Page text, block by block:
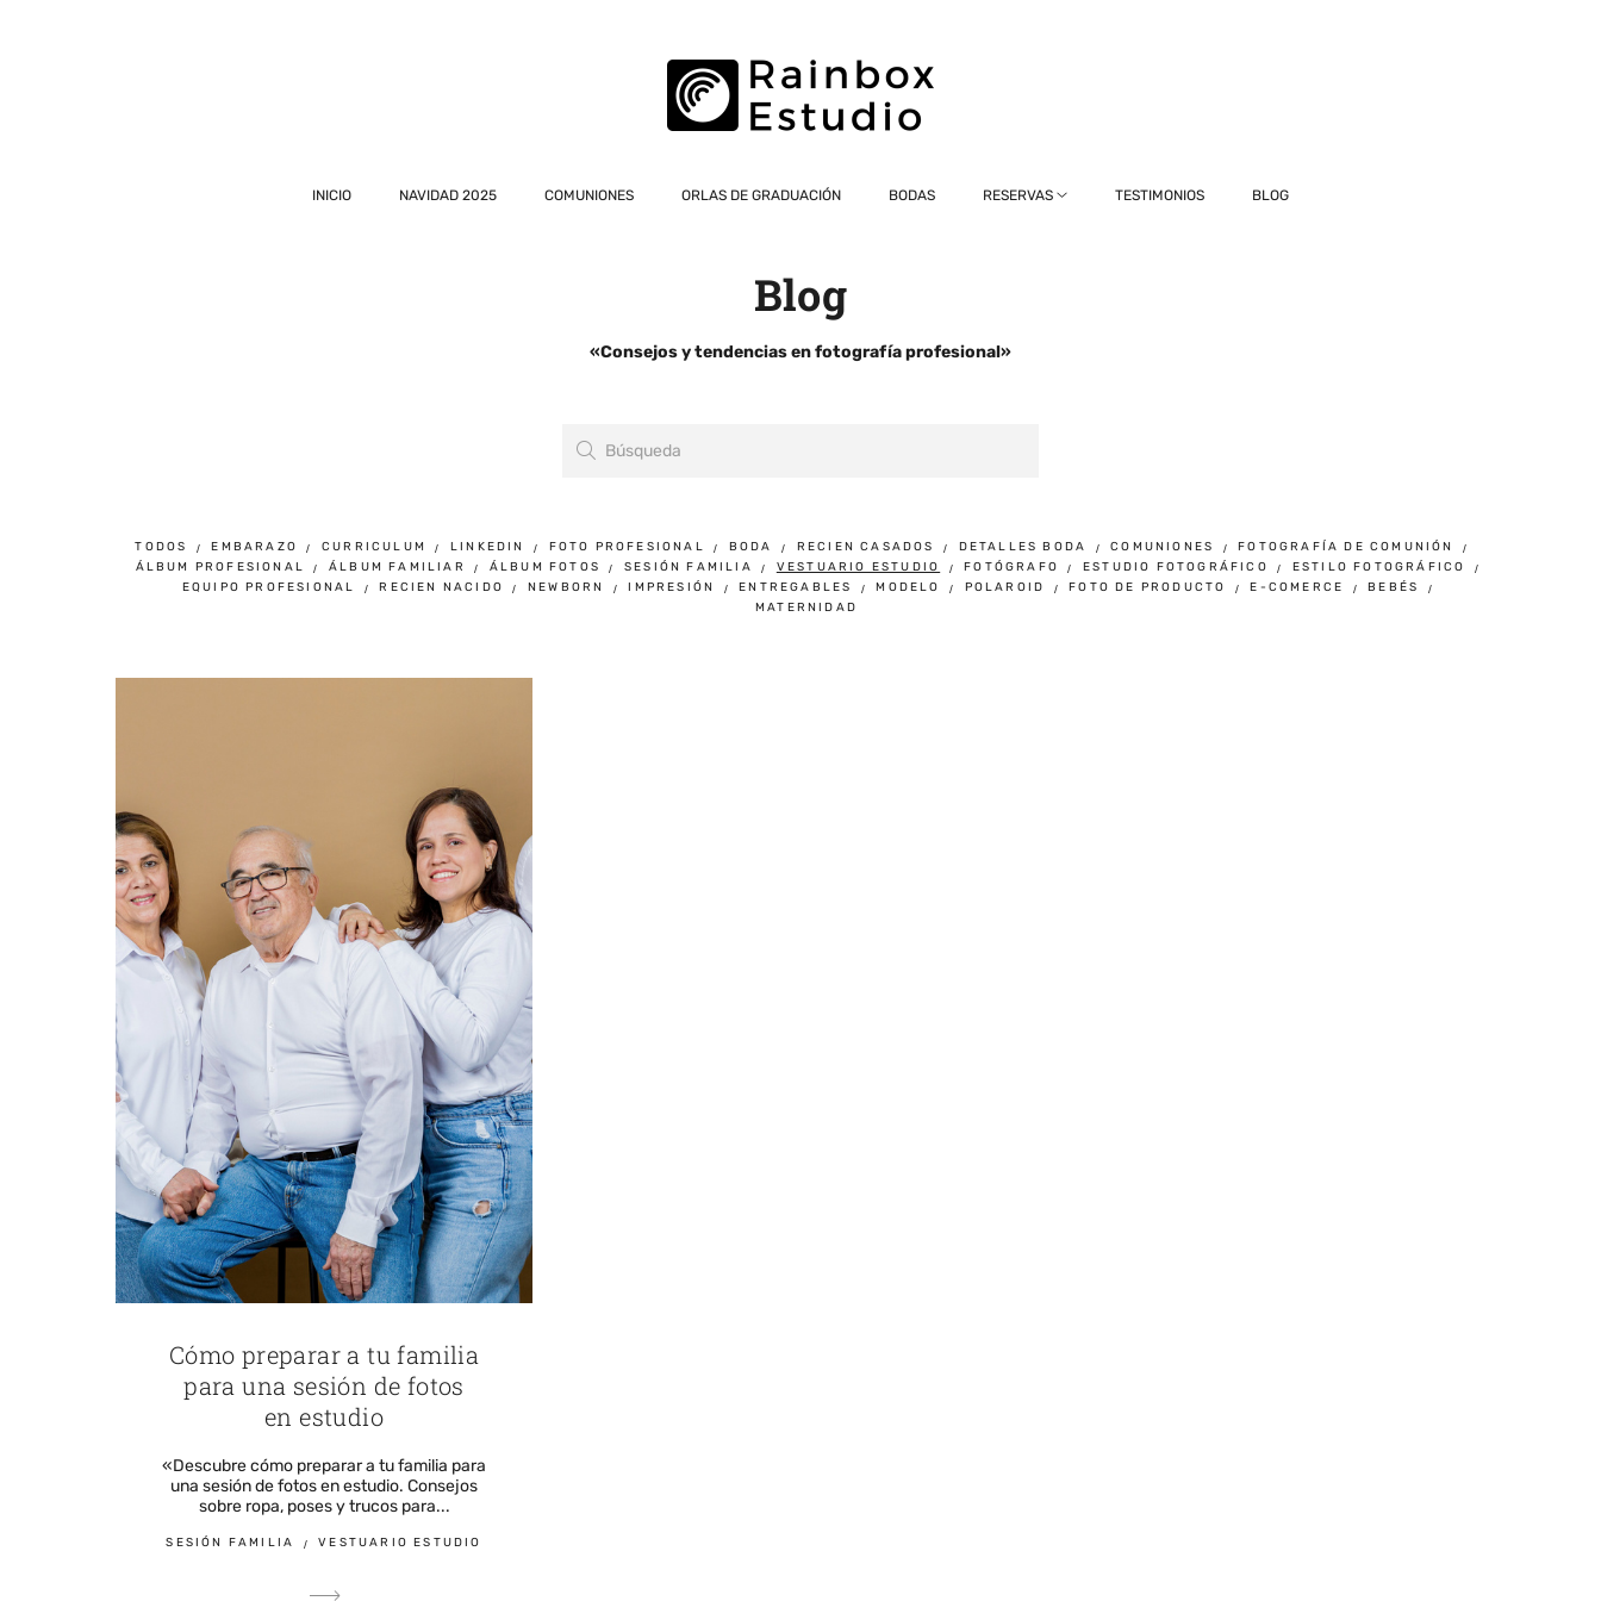
INICIO NAVIDAD 2025 COMUNIONES ORLAS DE GRADUACIÓN BODAS RESERVAS TESTIMONIOS BLOG
Blog
«Consejos y tendencias en fotografía profesional»
TODOS EMBARAZO CURRICULUM LINKEDIN FOTO PROFESIONAL BODA RECIEN CASADOS DETALLES BODA COMUNIONES
FOTOGRAFÍA DE COMUNIÓN
ÁLBUM PROFESIONAL
ÁLBUM FAMILIAR ÁLBUM FOTOS SESIÓN FAMILIA VESTUARIO ESTUDIO FOTÓGRAFO ESTUDIO FOTOGRÁFICO
ESTILO FOTOGRÁFICO
EQUIPO PROFESIONAL
RECIEN NACIDO NEWBORN IMPRESIÓN ENTREGABLES MODELO POLAROID FOTO DE PRODUCTO E-COMERCE
BEBÉS
MATERNIDAD
Cómo preparar a tu familia
para una sesión de fotos
en estudio
«Descubre cómo preparar a tu familia para
una sesión de fotos en estudio. Consejos
sobre ropa, poses y trucos para...
SESIÓN FAMILIA VESTUARIO ESTUDIO